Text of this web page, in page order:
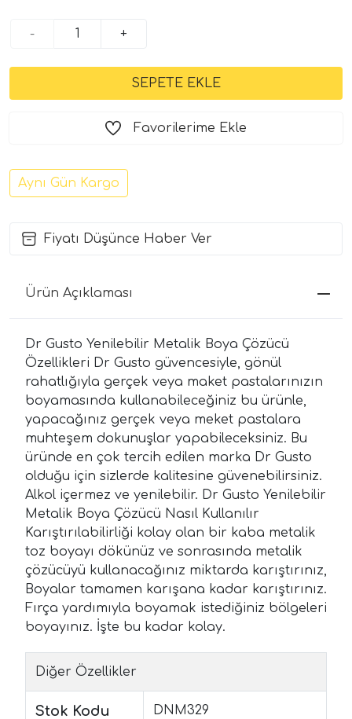
- +
Favorilerime Ekle
Aynı Gün Kargo
Fiyatı Düşünce Haber Ver
Ürün Açıklaması
Dr Gusto Yenilebilir Metalik Boya Çözücü
Özellikleri Dr Gusto güvencesiyle, gönül
rahatlığıyla gerçek veya maket pastalarınızın
boyamasında kullanabileceğiniz bu ürünle,
yapacağınız gerçek veya meket pastalara
muhteşem dokunuşlar yapabileceksiniz. Bu
üründe en çok tercih edilen marka Dr Gusto
olduğu için sizlerde kalitesine güvenebilirsiniz.
Alkol içermez ve yenilebilir. Dr Gusto Yenilebilir
Metalik Boya Çözücü Nasıl Kullanılır
Karıştırılabilirliği kolay olan bir kaba metalik
toz boyayı dökünüz ve sonrasında metalik
çözücüyü kullanacağınız miktarda karıştırınız,
Boyalar tamamen karışana kadar karıştırınız.
Fırça yardımıyla boyamak istediğiniz bölgeleri
boyayınız. İşte bu kadar kolay.
Diğer Özellikler
Stok Kodu DNM329